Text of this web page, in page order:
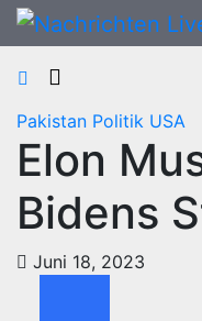
Zum
Inhalt
springen
Pakistan Politik USA
Elon
Bidens
Juni 18, 2023